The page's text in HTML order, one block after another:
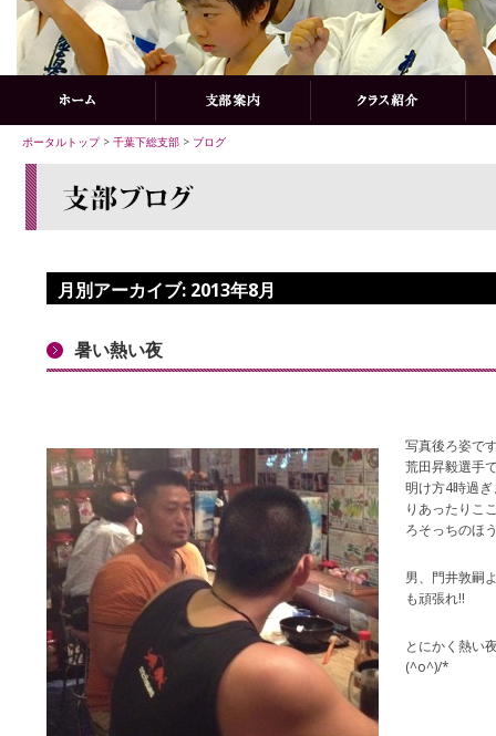
ポータルトップ> 千葉下総支部 > ブログ
月別アーカイブ: 2013年8月
暑い熱い夜
写真後ろ姿で
荒田昇毅選手
明け方4時過
りあったりこ
ろそっちのほ
男、門井敦嗣
も頑張れ‼
とにかく熱い
(^o^)/*